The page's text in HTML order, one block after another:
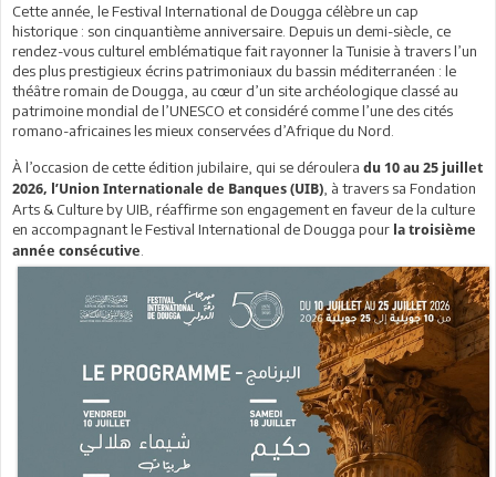
Cette année, le Festival International de Dougga célèbre un cap
historique : son cinquantième anniversaire. Depuis un demi-siècle, ce
rendez-vous culturel emblématique fait rayonner la Tunisie à travers l’un
des plus prestigieux écrins patrimoniaux du bassin méditerranéen : le
théâtre romain de Dougga, au cœur d’un site archéologique classé au
patrimoine mondial de l’UNESCO et considéré comme l’une des cités
romano-africaines les mieux conservées d’Afrique du Nord.
À l’occasion de cette édition jubilaire, qui se déroulera du 10 au 25 juillet
2026, l’Union Internationale de Banques (UIB) , à travers sa Fondation
Arts & Culture by UIB, réaffirme son engagement en faveur de la culture
en accompagnant le Festival International de Dougga pour la troisième
année consécutive